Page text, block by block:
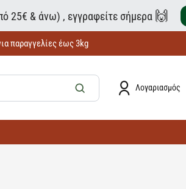
25€ & άνω) , εγγραφείτε σήμερα 🙌
παραγγελίες έως 3kg
Λογαριασμός